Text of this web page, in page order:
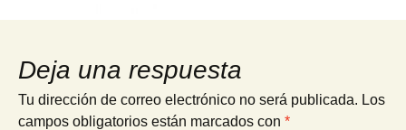
Deja una respuesta
Tu dirección de correo electrónico no será publicada. Los
campos obligatorios están marcados con *